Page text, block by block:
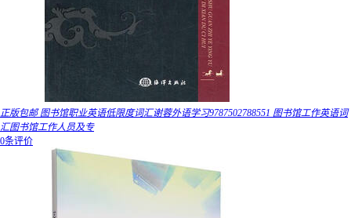
正版包邮 图书馆职业英语低限度词汇谢蓉外语学习9787502788551 图书馆工作英语词
汇图书馆工作人员及专
0条评价